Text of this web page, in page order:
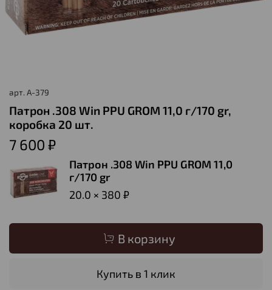
арт. A-379
Патрон .308 Win PPU GROM 11,0 г/170 gr,
коробка 20 шт.
7 600 ₽
Патрон .308 Win PPU GROM 11,0
г/170 gr
20.0 × 380 ₽
В корзину
Купить в 1 клик